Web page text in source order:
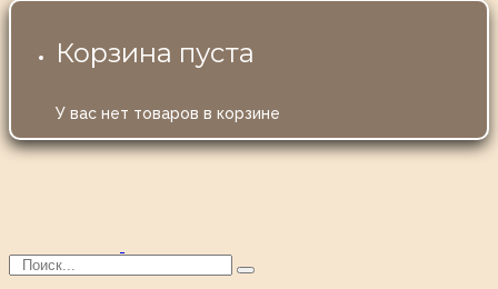
Корзина пуста
У вас нет товаров в корзине